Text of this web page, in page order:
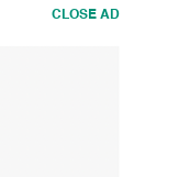
CLOSE AD